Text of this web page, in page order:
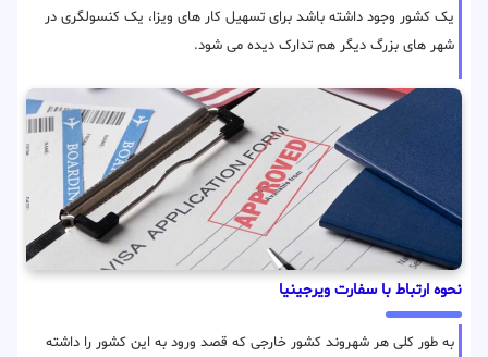
یک کشور وجود داشته باشد برای تسهیل کار های ویزا، یک کنسولگری در
شهر های بزرگ دیگر هم تدارک دیده می شود.
نحوه ارتباط با سفارت ویرجینیا
به طور کلی هر شهروند کشور خارجی که قصد ورود به این کشور را داشته